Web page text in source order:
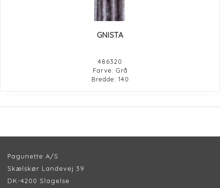
GNISTA
486320
Farve: Grå
Bredde: 140
Pagunette A/S
Skælskør Landevej 39
DK-4200 Slagelse